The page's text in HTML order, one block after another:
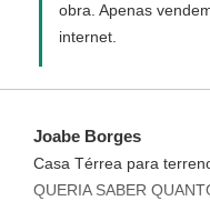
obra. Apenas
internet.
Joabe Borges
Casa Térrea para
QUERIA SABER